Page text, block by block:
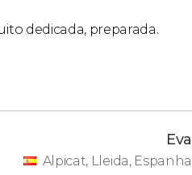
dedicada, preparada.
Eva
Alpicat, Lleida, Espanha